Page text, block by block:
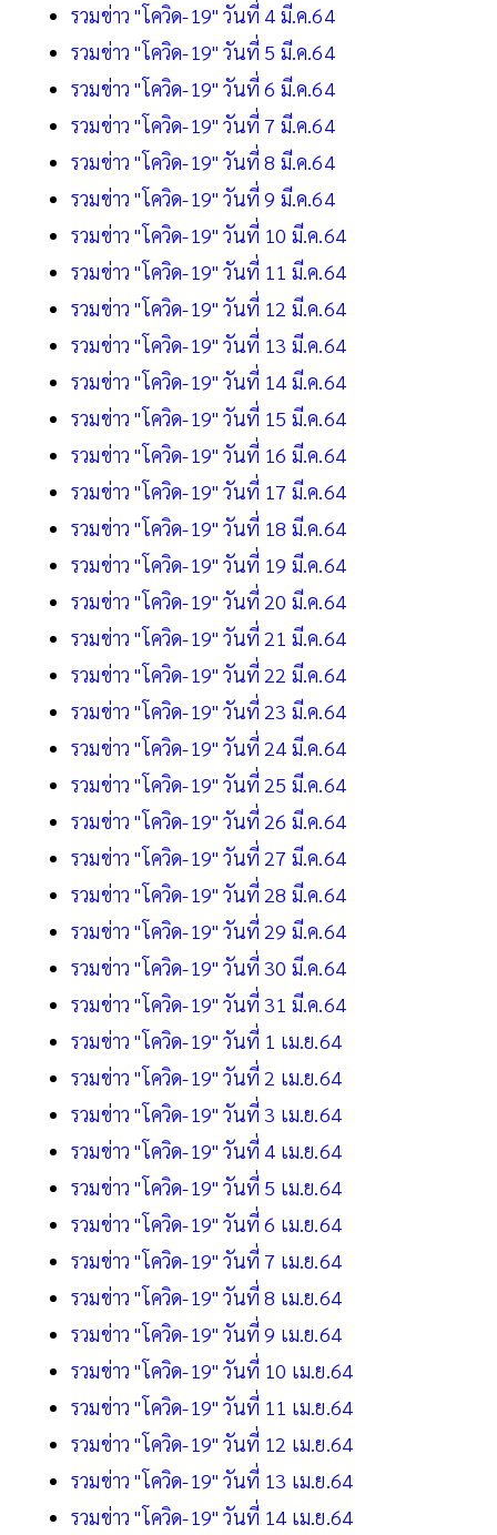
รวมข่าว "โควิด-19" วันที่ 4 มี.ค.64
รวมข่าว "โควิด-19" วันที่ 5 มี.ค.64
รวมข่าว "โควิด-19" วันที่ 6 มี.ค.64
รวมข่าว "โควิด-19" วันที่ 7 มี.ค.64
รวมข่าว "โควิด-19" วันที่ 8 มี.ค.64
รวมข่าว "โควิด-19" วันที่ 9 มี.ค.64
รวมข่าว "โควิด-19" วันที่ 10 มี.ค.64
รวมข่าว "โควิด-19" วันที่ 11 มี.ค.64
รวมข่าว "โควิด-19" วันที่ 12 มี.ค.64
รวมข่าว "โควิด-19" วันที่ 13 มี.ค.64
รวมข่าว "โควิด-19" วันที่ 14 มี.ค.64
รวมข่าว "โควิด-19" วันที่ 15 มี.ค.64
รวมข่าว "โควิด-19" วันที่ 16 มี.ค.64
รวมข่าว "โควิด-19" วันที่ 17 มี.ค.64
รวมข่าว "โควิด-19" วันที่ 18 มี.ค.64
รวมข่าว "โควิด-19" วันที่ 19 มี.ค.64
รวมข่าว "โควิด-19" วันที่ 20 มี.ค.64
รวมข่าว "โควิด-19" วันที่ 21 มี.ค.64
รวมข่าว "โควิด-19" วันที่ 22 มี.ค.64
รวมข่าว "โควิด-19" วันที่ 23 มี.ค.64
รวมข่าว "โควิด-19" วันที่ 24 มี.ค.64
รวมข่าว "โควิด-19" วันที่ 25 มี.ค.64
รวมข่าว "โควิด-19" วันที่ 26 มี.ค.64
รวมข่าว "โควิด-19" วันที่ 27 มี.ค.64
รวมข่าว "โควิด-19" วันที่ 28 มี.ค.64
รวมข่าว "โควิด-19" วันที่ 29 มี.ค.64
รวมข่าว "โควิด-19" วันที่ 30 มี.ค.64
รวมข่าว "โควิด-19" วันที่ 31 มี.ค.64
รวมข่าว "โควิด-19" วันที่ 1 เม.ย.64
รวมข่าว "โควิด-19" วันที่ 2 เม.ย.64
รวมข่าว "โควิด-19" วันที่ 3 เม.ย.64
รวมข่าว "โควิด-19" วันที่ 4 เม.ย.64
รวมข่าว "โควิด-19" วันที่ 5 เม.ย.64
รวมข่าว "โควิด-19" วันที่ 6 เม.ย.64
รวมข่าว "โควิด-19" วันที่ 7 เม.ย.64
รวมข่าว "โควิด-19" วันที่ 8 เม.ย.64
รวมข่าว "โควิด-19" วันที่ 9 เม.ย.64
รวมข่าว "โควิด-19" วันที่ 10 เม.ย.64
รวมข่าว "โควิด-19" วันที่ 11 เม.ย.64
รวมข่าว "โควิด-19" วันที่ 12 เม.ย.64
รวมข่าว "โควิด-19" วันที่ 13 เม.ย.64
รวมข่าว "โควิด-19" วันที่ 14 เม.ย.64